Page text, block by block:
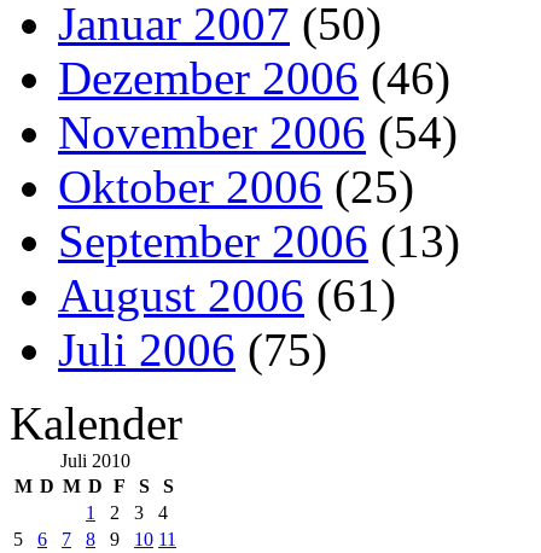
Januar 2007 (50)
Dezember 2006 (46)
November 2006 (54)
Oktober 2006 (25)
September 2006 (13)
August 2006 (61)
Juli 2006 (75)
Kalender
Juli 2010
M D M D F S
S
1
2 3
4
5
6 7 8 9 10 11